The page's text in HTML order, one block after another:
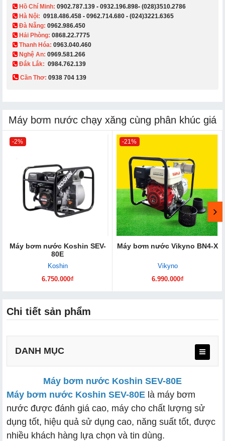
​ Hồ Chí Minh: 0902.787.139 - 0932.196.898- (028)3510.2786
Hà Nội: 0918.486.458 - 0962.714.680 - (024)3221.6365
Đà Nẵng: 0962.986.450
Hải Phòng: 0868.22.7775
Thanh Hóa: 0963.040.460
Nghệ An: 0969.581.266
Đắk Lắk: 0984.762.139
Cần Thơ: 0938 704 139​
Máy bơm nước chạy xăng cùng phân khúc giá
-2%
Máy bơm nước Koshin SEV-
80E
Koshin
6.750.000₫
-21%
Máy bơm nước Vikyno BN4-X
Vikyno
6.990.000₫
Chi tiết sản phẩm
DANH MỤC
Máy bơm nước Koshin SEV-80E
Máy bơm nước Koshin SEV-80E là máy bơm
nước được đánh giá cao, máy cho chất lượng sử
dụng tốt, hiệu quả sử dụng cao, năng suất tốt, được
nhiều khách hàng lựa chọn và tin dùng.